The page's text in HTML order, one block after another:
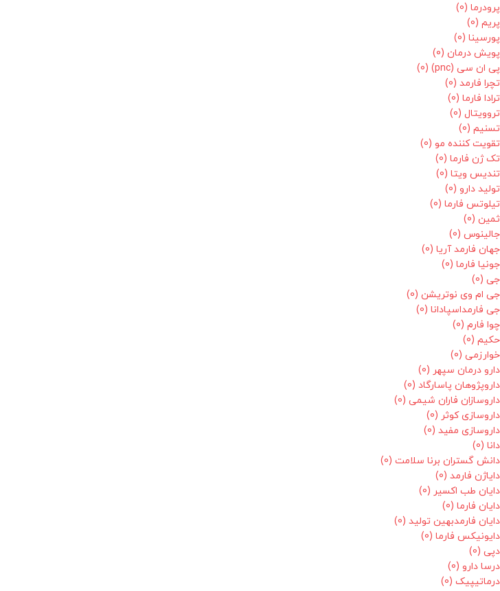
پرودرما (0)
پریم (0)
پورسینا (0)
پویش درمان (0)
پی ان سی (pnc)
(0)
تچرا فارمد (0)
ترادا فارما (0)
تروویتال (0)
تسنیم (0)
تقویت کننده مو (0)
تک ژن فارما (0)
تندیس ویتا (0)
تولید دارو (0)
تیلوتس فارما (0)
ثمین (0)
جالینوس (0)
جهان فارمد آریا (0)
جونیا فارما (0)
جی (0)
جی ام وی نوتریشن (0)
جی فارمداسپادانا (0)
چوا فارم (0)
حکیم (0)
خوارزمی (0)
دارو درمان سپهر (0)
داروپژوهان پاسارگاد (0)
داروسازان فاران شیمی (0)
داروسازی کوثر (0)
داروسازی مفید (0)
دانا (0)
دانش گستران برنا سلامت (0)
دایاژن فارمد (0)
دایان طب اکسیر (0)
دایان فارما (0)
دایان فارمدبهین تولید (0)
دایونیکس فارما (0)
دپی (0)
درسا دارو (0)
درماتیپیک (0)